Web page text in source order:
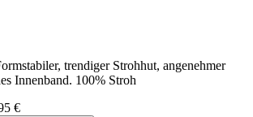
trendiger Strohhut, angenehmer
Innenband. 100% Stroh
€